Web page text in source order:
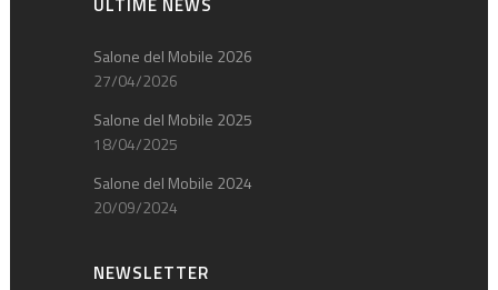
Salone del Mobile 2026
27/04/2026
Salone del Mobile 2025
18/04/2025
Salone del Mobile 2024
20/09/2024
NEWSLETTER